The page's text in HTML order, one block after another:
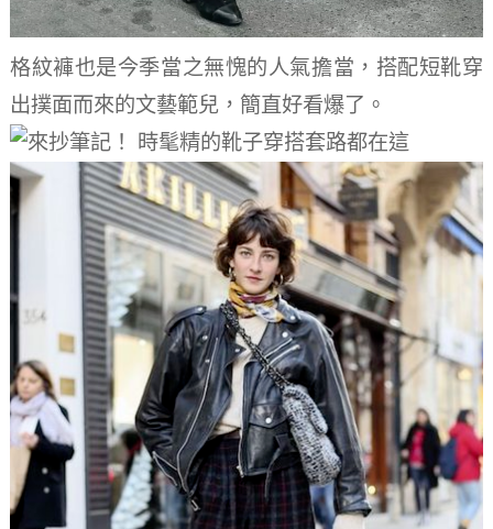
格紋褲也是今季當之無愧的人氣擔當，搭配短靴穿
出撲面而來的文藝範兒，簡直好看爆了。